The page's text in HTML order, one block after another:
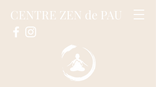
CENTRE ZEN de PAU